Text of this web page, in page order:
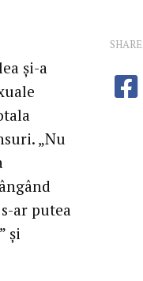
şi-a
„Nu
ar putea
şi
SHARE